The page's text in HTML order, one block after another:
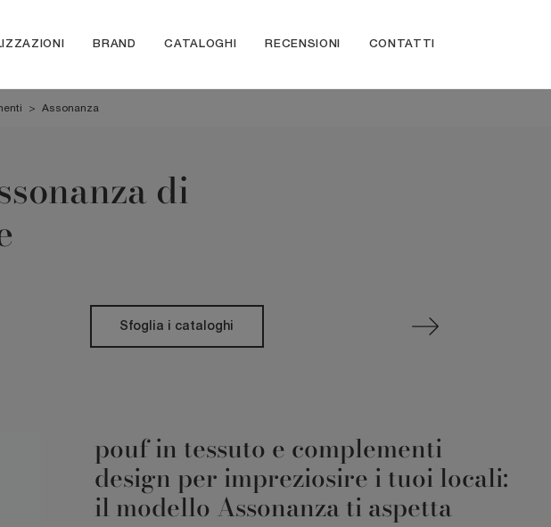
BRAND CATALOGHI RECENSIONI CONTATTI
> Assonanza
di
Sfoglia i cataloghi
pouf in tessuto e complementi
design per impreziosire i tuoi locali:
il modello Assonanza ti aspetta